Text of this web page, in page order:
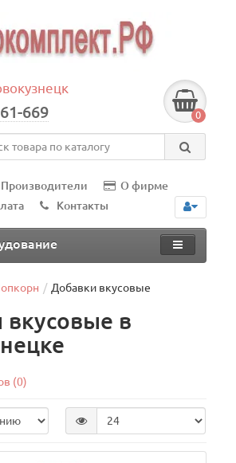
669 0
Производители
О фирме
Контакты
Добавки вкусовые
вкусовые в
(0)